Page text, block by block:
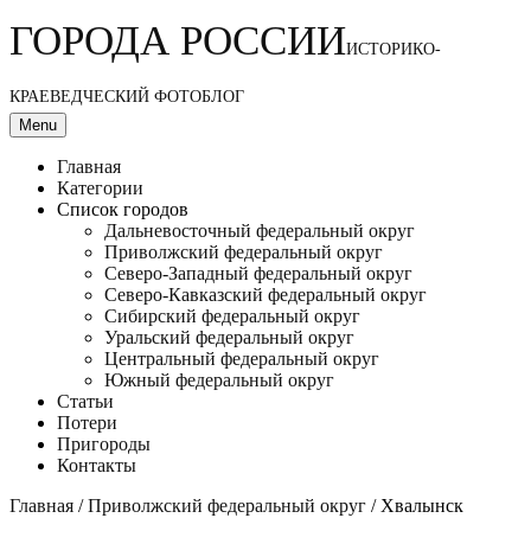
ГОРОДА РОССИИИСТОРИКО-
КРАЕВЕДЧЕСКИЙ ФОТОБЛОГ
Menu
Главная
Категории
Список городов
Дальневосточный федеральный округ
Приволжский федеральный округ
Северо-Западный федеральный округ
Северо-Кавказский федеральный округ
Сибирский федеральный округ
Уральский федеральный округ
Центральный федеральный округ
Южный федеральный округ
Статьи
Потери
Пригороды
Контакты
Главная /Приволжский федеральный округ / Хвалынск